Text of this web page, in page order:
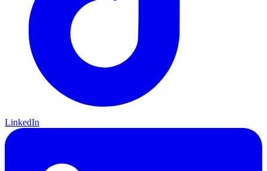
LinkedIn